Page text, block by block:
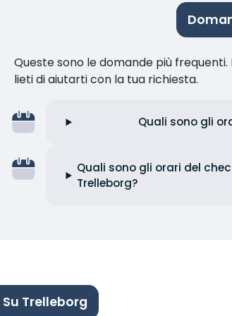
Queste sono le domande più
lieti di aiutarti con la tua richiesta.
Quali sono gli
Quali sono gli orari del
Trelleborg?
Trelleborg